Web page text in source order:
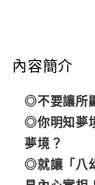
內容簡介
◎不要讓所
◎你明知夢
夢境？
◎就讓「八